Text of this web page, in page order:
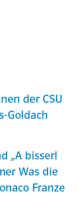
der CSU
Goldach
„A bisserl
Was die
Franze